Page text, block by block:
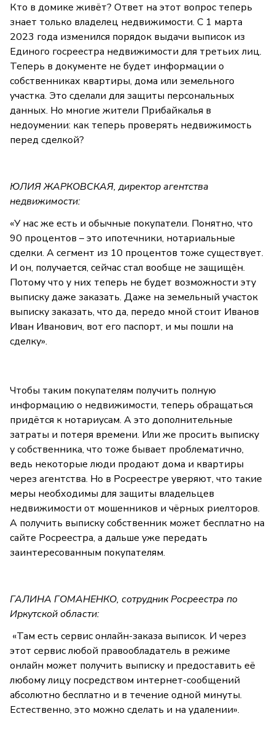
Кто в домике живёт? Ответ на этот вопрос теперь
знает только владелец недвижимости. С 1 марта
2023 года изменился порядок выдачи выписок из
Единого госреестра недвижимости для третьих лиц.
Теперь в документе не будет информации о
собственниках квартиры, дома или земельного
участка. Это сделали для защиты персональных
данных. Но многие жители Прибайкалья в
недоумении: как теперь проверять недвижимость
перед сделкой?
ЮЛИЯ ЖАРКОВСКАЯ, директор агентства
недвижимости:
«У нас же есть и обычные покупатели. Понятно, что
90 процентов – это ипотечники, нотариальные
сделки. А сегмент из 10 процентов тоже существует.
И он, получается, сейчас стал вообще не защищён.
Потому что у них теперь не будет возможности эту
выписку даже заказать. Даже на земельный участок
выписку заказать, что да, передо мной стоит Иванов
Иван Иванович, вот его паспорт, и мы пошли на
сделку».
Чтобы таким покупателям получить полную
информацию о недвижимости, теперь обращаться
придётся к нотариусам. А это дополнительные
затраты и потеря времени. Или же просить выписку
у собственника, что тоже бывает проблематично,
ведь некоторые люди продают дома и квартиры
через агентства. Но в Росреестре уверяют, что такие
меры необходимы для защиты владельцев
недвижимости от мошенников и чёрных риелторов.
А получить выписку собственник может бесплатно на
сайте Росреестра, а дальше уже передать
заинтересованным покупателям.
ГАЛИНА ГОМАНЕНКО, сотрудник Росреестра по
Иркутской области:
«Там есть сервис онлайн-заказа выписок. И через
этот сервис любой правообладатель в режиме
онлайн может получить выписку и предоставить её
любому лицу посредством интернет-сообщений
абсолютно бесплатно и в течение одной минуты.
Естественно, это можно сделать и на удалении».